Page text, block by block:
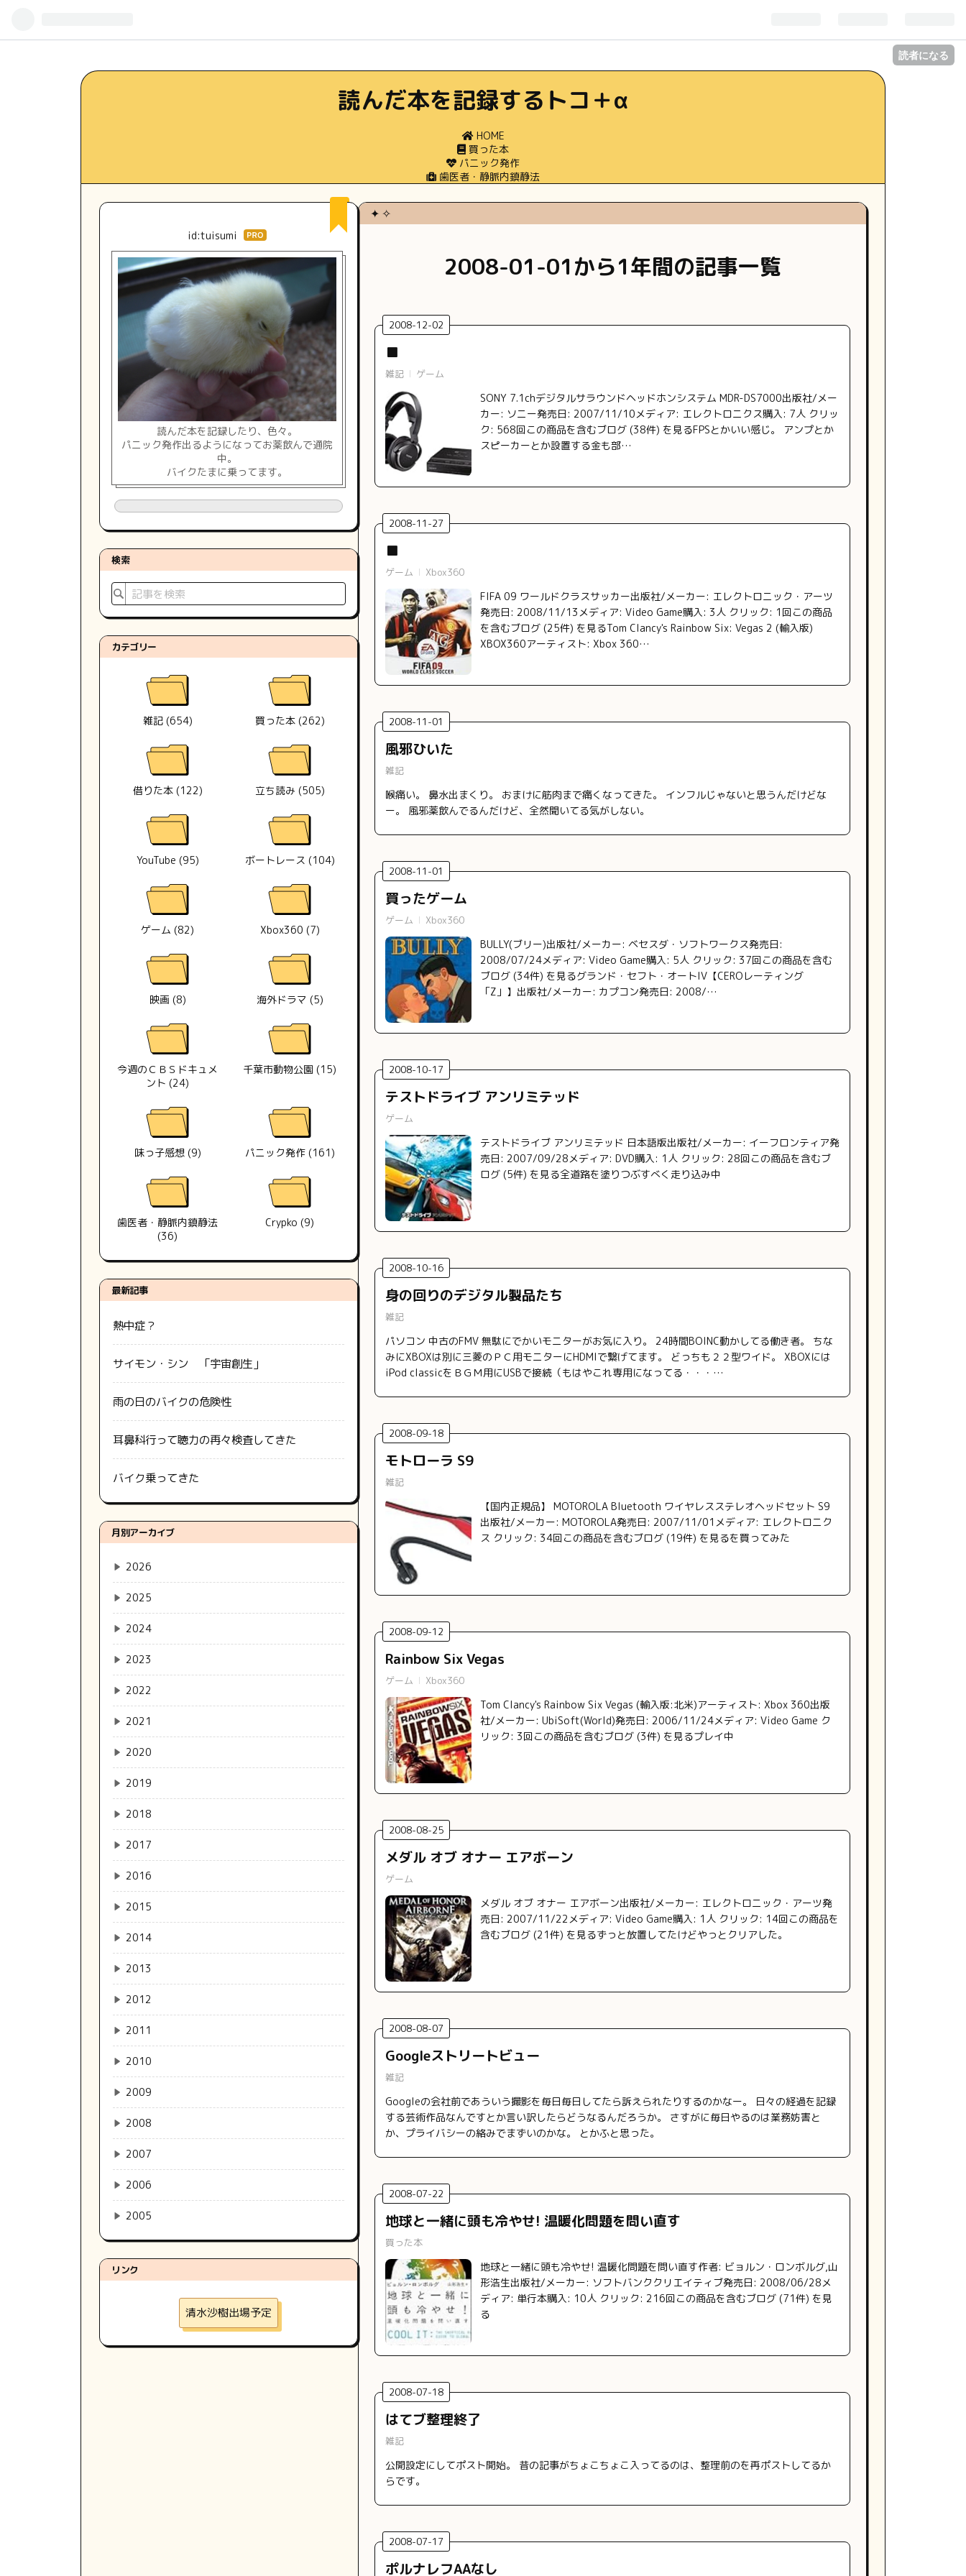
読者になる
読んだ本を記録するトコ＋α
HOME
買った本
パニック発作
歯医者・静脈内鎮静法
2008-01-01から1年間の記事一覧
2008-12-02
■
雑記 ゲーム
SONY 7.1chデジタルサラウンドヘッドホンシステム MDR-DS7000出版社/メー
カー: ソニー発売日: 2007/11/10メディア: エレクトロニクス購入: 7人 クリッ
ク: 568回この商品を含むブログ (38件) を見るFPSとかいい感じ。 アンプとか
スピーカーとか設置する金も部…
2008-11 -27
■
ゲーム Xbox360
FIFA 09 ワールドクラスサッカー出版社/メーカー: エレクトロニック・アーツ
発売日: 2008/11/13メディア: Video Game購入: 3人 クリック: 1回この商品
を含むブログ (25件) を見るTom Clancy's Rainbow Six: Vegas 2 (輸入版)
XBOX360アーティスト: Xbox 360…
2008-11 -01
風邪ひいた
雑記
喉痛い。 鼻水出まくり。 おまけに筋肉まで痛くなってきた。 インフルじゃないと思うんだけどな
ー。 風邪薬飲んでるんだけど、全然聞いてる気がしない。
2008-11 -01
買ったゲーム
ゲーム Xbox360
BULLY(ブリー)出版社/メーカー: ベセスダ・ソフトワークス発売日:
2008/07/24メディア: Video Game購入: 5人 クリック: 37回この商品を含む
ブログ (34件) を見るグランド・セフト・オートIV【CEROレーティング
「Z」】出版社/メーカー: カプコン発売日: 2008/…
2008-10-17
テストドライブ アンリミテッド
ゲーム
テストドライブ アンリミテッド 日本語版出版社/メーカー: イーフロンティア発
売日: 2007/09/28メディア: DVD購入: 1人 クリック: 28回この商品を含むブ
ログ (5件) を見る全道路を塗りつぶすべく走り込み中
2008-10-16
身の回りのデジタル製品たち
雑記
パソコン 中古のFMV 無駄にでかいモニターがお気に入り。 24時間BOINC動かしてる働き者。 ちな
みにXBOXは別に三菱のＰＣ用モニターにHDMIで繋げてます。 どっちも２２型ワイド。 XBOXには
iPod classicをＢＧＭ用にUSBで接続（もはやこれ専用になってる・・・…
2008-09-18
モトローラ S9
雑記
【国内正規品】 MOTOROLA Bluetooth ワイヤレスステレオヘッドセット S9
出版社/メーカー: MOTOROLA発売日: 2007/11/01メディア: エレクトロニク
ス クリック: 34回この商品を含むブログ (19件) を見るを買ってみた
2008-09-12
Rainbow Six Vegas
ゲーム Xbox360
Tom Clancy's Rainbow Six Vegas (輸入版:北米)アーティスト: Xbox 360出版
社/メーカー: UbiSoft(World)発売日: 2006/11/24メディア: Video Game ク
リック: 3回この商品を含むブログ (3件) を見るプレイ中
2008-08-25
メダル オブ オナー エアボーン
ゲーム
メダル オブ オナー エアボーン出版社/メーカー: エレクトロニック・アーツ発
売日: 2007/11/22メディア: Video Game購入: 1人 クリック: 14回この商品を
含むブログ (21件) を見るずっと放置してたけどやっとクリアした。
2008-08-07
Googleストリートビュー
雑記
Googleの会社前であういう撮影を毎日毎日してたら訴えられたりするのかなー。 日々の経過を記録
する芸術作品なんですとか言い訳したらどうなるんだろうか。 さすがに毎日やるのは業務妨害と
か、プライバシーの絡みでまずいのかな。 とかふと思った。
2008-07-22
地球と一緒に頭も冷やせ! 温暖化問題を問い直す
買った本
地球と一緒に頭も冷やせ! 温暖化問題を問い直す作者: ビョルン・ロンボルグ,山
形浩生出版社/メーカー: ソフトバンククリエイティブ発売日: 2008/06/28メ
ディア: 単行本購入: 10人 クリック: 216回この商品を含むブログ (71件) を見
る
2008-07-18
はてブ整理終了
雑記
公開設定にしてポスト開始。 昔の記事がちょこちょこ入ってるのは、整理前のを再ポストしてるか
らです。
2008-07-17
ポルナレフAAなし
id:tuisumi
はて
なブ
ログ
Pro
読んだ本を記録したり、色々。
パニック発作出るようになってお薬飲んで通院
中。
バイクたまに乗ってます。
検索
カテゴリー
雑記 (654) 買った本 (262)
借りた本 (122) 立ち読み (505)
YouTube (95) ボートレース (104)
ゲーム (82) Xbox360 (7)
映画 (8) 海外ドラマ (5)
今週のＣＢＳドキュメ
ント (24)
千葉市動物公園 (15)
味っ子感想 (9) パニック発作 (161)
歯医者・静脈内鎮静法
(36)
Crypko (9)
最新記事
熱中症？
サイモン・シン 「宇宙創生」
雨の日のバイクの危険性
耳鼻科行って聴力の再々検査してきた
バイク乗ってきた
月別アーカイブ
▶ 2026
▶ 2025
▶ 2024
▶ 2023
▶ 2022
▶ 2021
▶ 2020
▶ 2019
▶ 2018
▶ 2017
▶ 2016
▶ 2015
▶ 2014
▶ 2013
▶ 2012
▶ 2011
▶ 2010
▶ 2009
▶ 2008
▶ 2007
▶ 2006
▶ 2005
リンク
清水沙樹出場予定